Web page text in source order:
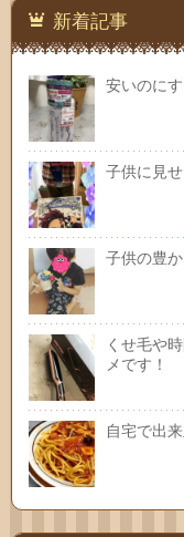
新着記事
安いのに
子供に見
子供の豊
くせ毛や
メです！
自宅で出